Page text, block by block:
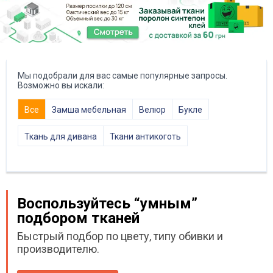
Мы подобрали для вас самые популярные запросы.
Возможно вы искали:
Все Замша мебельная Велюр Букле
Ткань для дивана Ткани антикоготь
Воспользуйтесь “умным”
подбором тканей
Быстрый подбор по цвету, типу обивки и
производителю.